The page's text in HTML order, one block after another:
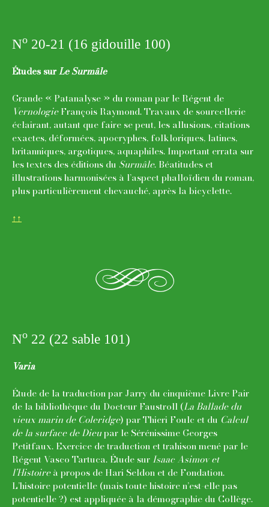
No 20-21 (16 gidouille 100)
Études surLe Surmâle
Grande « Patanalyse » du roman par le Régent de
VernologieFrançois Raymond. Travaux de sourcellerie
éclairant, autant que faire se peut, les allusions, citations
exactes, déformées, apocryphes, folkloriques, latines,
britanniques, argotiques, aquaphiles. Important errata sur
les textes des éditions du Surmâle. Béatitudes et
illustrations harmonisées à l’aspect phalloïdien du roman,
plus particulièrement chevauché, après la bicyclette.
↑↑
h
No 22 (22 sable 101)
Varia
Étude de la traduction par Jarry du cinquième Livre Pair
de la bibliothèque du Docteur Faustroll (La Ballade du
vieux marin de Coleridge) par Thieri Foulc et du Calcul
de la surface de Dieupar le Sérénissime Georges
Petitfaux. Exercice de traduction et trahison mené par le
Régent Vasco Tartuca. Étude surIsaac Asimov et
l’Histoireà propos de Hari Seldon et de Fondation.
L’histoire potentielle (mais toute histoire n’est-elle pas
potentielle ?) est appliquée à la démographie du Collège.